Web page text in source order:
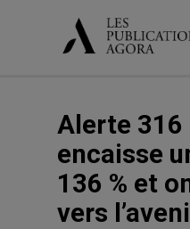
Alerte 316
encaisse
136 % et
vers